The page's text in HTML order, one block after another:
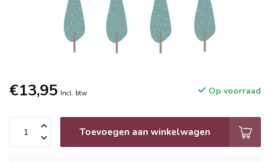
€13,95 Incl. btw Op voorraad
Toevoegen aan winkelwagen